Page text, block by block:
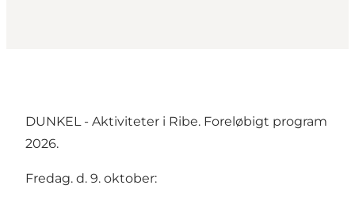
DUNKEL - Aktiviteter i Ribe. Foreløbigt program
2026.
Fredag. d. 9. oktober: